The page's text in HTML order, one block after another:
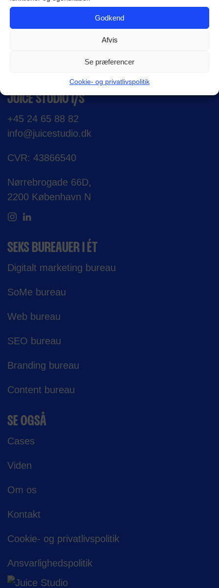
Godkend
Afvis
Se præferencer
Cookie- og privatlivspolitik
FLERE JUICY DETALJER
JUICE STUDIO I/S
+45 24 65 88 82
info@juicestudio.dk
CVR: 43866540
Nørrebrogade 66D,
2200 København N
SEKS BUREAUER I ÉT
Digitalt marketing bureau
SoMe bureau
Web bureau
SEO bureau
Branding bureau
Content bureau
SE OGSÅ
Cases
Viden
Om os
Kontakt
Cookie- og privatlivspolitik
Ansvarligheds­politik